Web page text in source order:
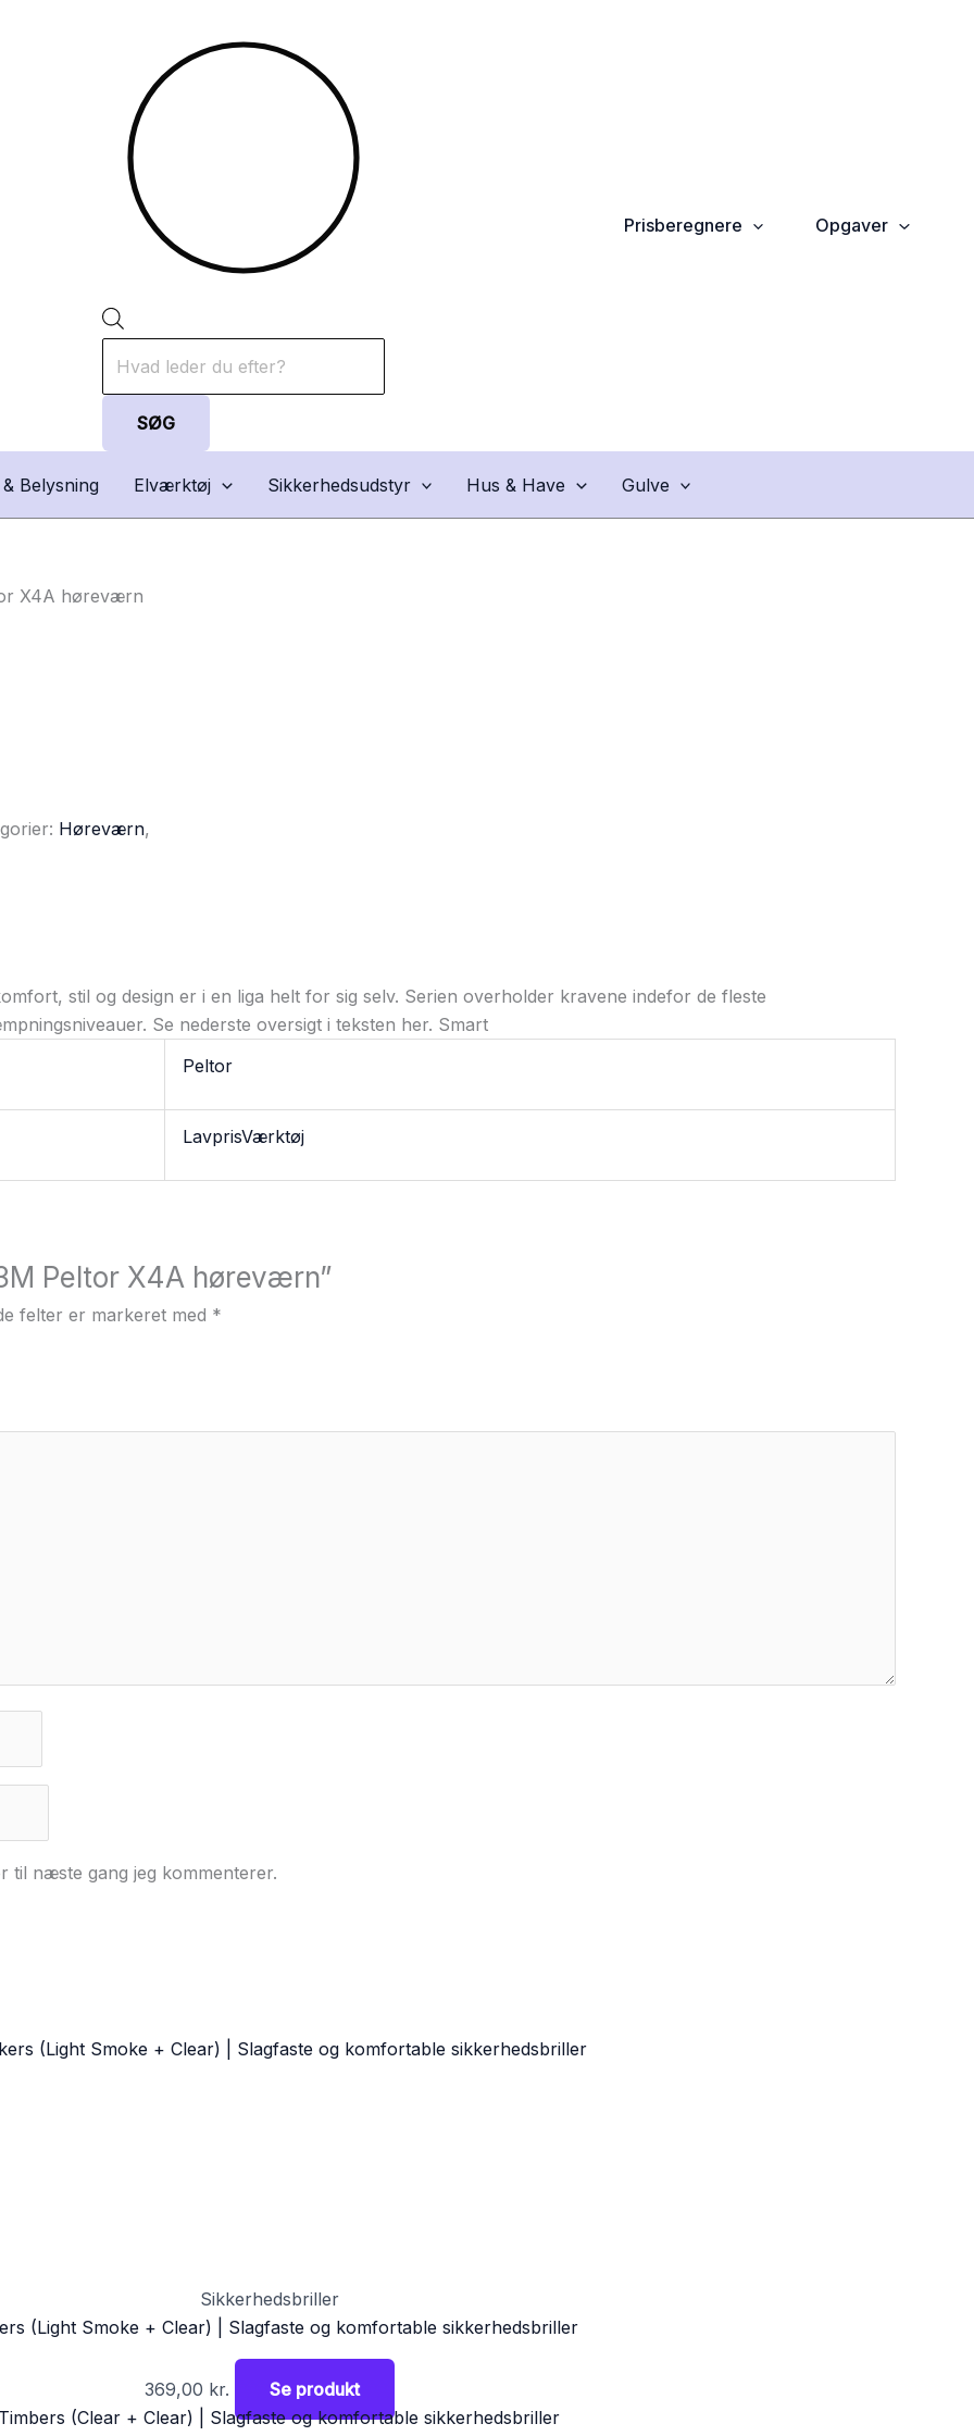
SØG
Prisberegnere Opgaver
& Belysning Elværktøj Sikkerhedsudstyr Hus & Have Gulve
X4A høreværn
Høreværn,
stil og design er i en liga helt for sig selv. Serien overholder kravene indefor de fleste
Se nederste oversigt i teksten her. Smart
Peltor
LavprisVærktøj
Peltor X4A høreværn”
felter er markeret med *
til næste gang jeg kommenterer.
Sikkerhedsbriller
(Light Smoke + Clear) | Slagfaste og komfortable sikkerhedsbriller
369,00 kr. Se produkt